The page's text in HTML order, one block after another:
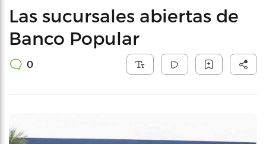
Las sucursales abiertas de
Banco Popular
0